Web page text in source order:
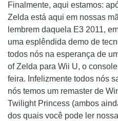
Finalmente, aqui estamos:
Zelda está aqui em nossas
lembrem daquela E3 2011,
uma esplêndida demo de
todos nós na esperança de
of Zelda para Wii U, o
feira. Infelizmente todos nós
nós temos um remaster de
Twilight Princess (ambos
dos quais você pode ler